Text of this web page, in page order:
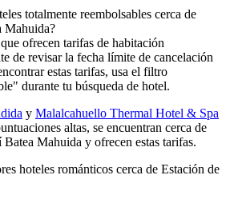
totalmente reembolsables cerca de
Mahuida?
ofrecen tarifas de habitación
de revisar la fecha límite de cancelación
estas tarifas, usa el filtro
durante tu búsqueda de hotel.
y Malalcahuello Thermal Hotel & Spa
altas, se encuentran cerca de
Batea Mahuida y ofrecen estas tarifas.
hoteles románticos cerca de Estación de